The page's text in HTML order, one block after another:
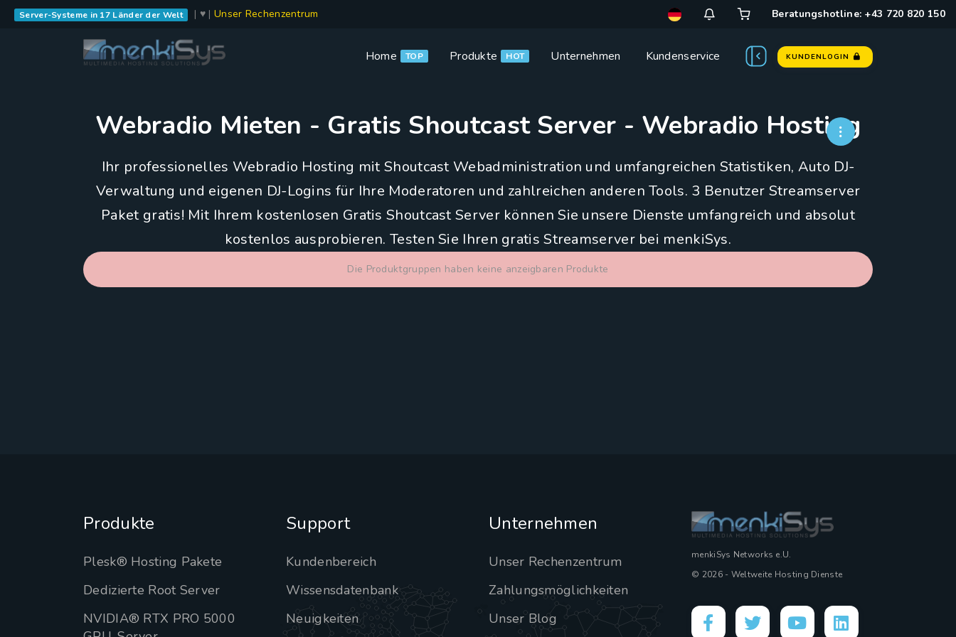
Server-Systeme in 17 Länder der Welt | ♥ | Unser Rechenzentrum Beratungshotline: +43 720 820 150
Home TOP Produkte HOT Unternehmen Kundenservice KUNDENLOGIN
Webradio Mieten - Gratis Shoutcast Server - Webradio Hosting
Ihr professionelles Webradio Hosting mit Shoutcast Webadministration und umfangreichen Statistiken, Auto DJ-
Verwaltung und eigenen DJ-Logins für Ihre Moderatoren und zahlreichen anderen Tools. 3 Benutzer Streamserver
Paket gratis! Mit Ihrem kostenlosen Gratis Shoutcast Server können Sie unsere Dienste umfangreich und absolut
kostenlos ausprobieren. Testen Sie Ihren gratis Streamserver bei menkiSys.
Die Produktgruppen haben keine anzeigbaren Produkte
Produkte
Plesk® Hosting Pakete
Dedizierte Root Server
NVIDIA® RTX PRO 5000
Support
Kundenbereich
Wissensdatenbank
Neuigkeiten
Unternehmen
Unser Rechenzentrum
Zahlungsmöglichkeiten
Unser Blog
menkiSys Networks e.U.
© 2026 - Weltweite Hosting Dienste